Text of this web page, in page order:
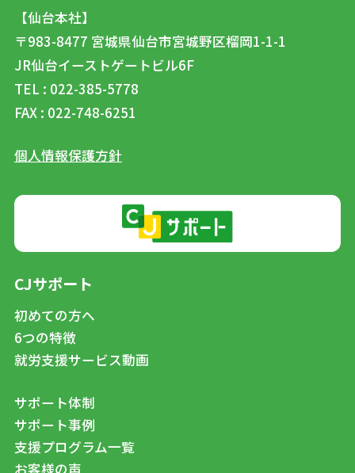
【仙台本社】
〒983-8477 宮城県仙台市宮城野区榴岡1-1-1
JR仙台イーストゲートビル6F
TEL : 022-385-5778
FAX : 022-748-6251
個人情報保護方針
CJサポート
初めての方へ
6つの特徴
就労支援サービス動画
サポート体制
サポート事例
支援プログラム一覧
お客様の声